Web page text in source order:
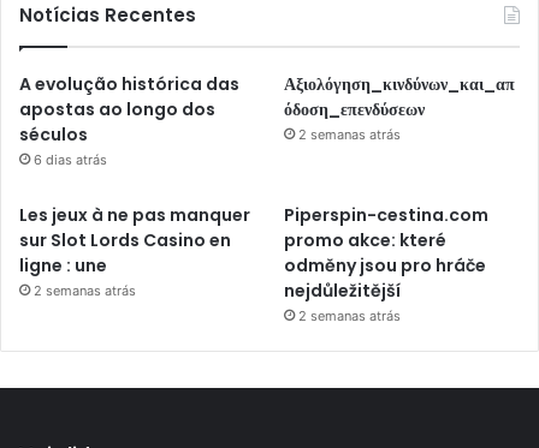
Notícias Recentes
A evolução histórica das
apostas ao longo dos
séculos
6 dias atrás
Αξιολόγηση_κινδύνων_και_απ
όδοση_επενδύσεων
2 semanas atrás
Les jeux à ne pas manquer
sur Slot Lords Casino en
ligne : une
2 semanas atrás
Piperspin-cestina.com
promo akce: které
odměny jsou pro hráče
nejdůležitější
2 semanas atrás